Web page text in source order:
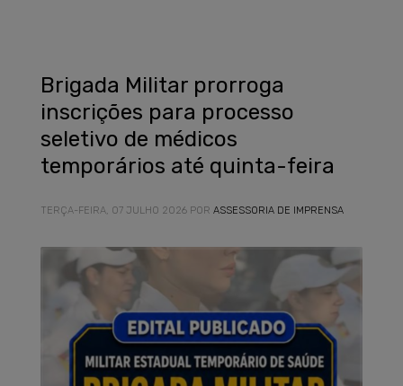
Brigada Militar prorroga
inscrições para processo
seletivo de médicos
temporários até quinta-feira
TERÇA-FEIRA, 07 JULHO 2026 POR ASSESSORIA DE IMPRENSA